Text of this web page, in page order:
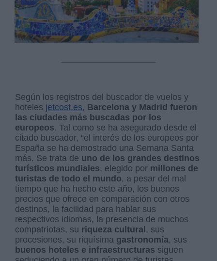
Según los registros del buscador de vuelos y
hoteles jetcost.es, Barcelona y Madrid fueron
las ciudades más buscadas por los
europeos. Tal como se ha asegurado desde el
citado buscador, “el interés de los europeos por
España se ha demostrado una Semana Santa
más. Se trata de uno de los grandes destinos
turísticos mundiales, elegido por millones de
turistas de todo el mundo, a pesar del mal
tiempo que ha hecho este año, los buenos
precios que ofrece en comparación con otros
destinos, la facilidad para hablar sus
respectivos idiomas, la presencia de muchos
compatriotas, su riqueza cultural , sus
procesiones, su riquísima gastronomía, sus
buenos hoteles e infraestructuras siguen